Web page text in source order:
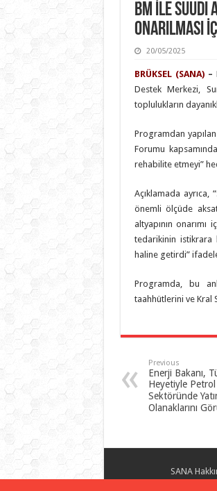
BM İle Suudi
Onarılması
20/05/2025
BRÜKSEL (SANA)–
Destek Merkezi,
toplulukların
Programdan
Forumu
rehabilite etmeyi”
Açıklamada ayrıca,
önemli ölçüde
altyapının
tedarikinin istikrara
haline getirdi”
Programda, bu
taahhütlerini ve Kral
Previous
Enerji Bakanı,
Heyetiyle
Sektöründe
Olanaklarını
SANA